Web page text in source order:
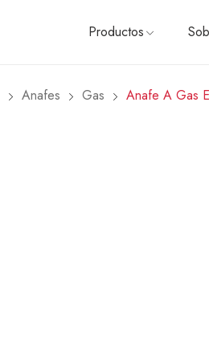
Productos
Anafes Gas Anafe A Gas